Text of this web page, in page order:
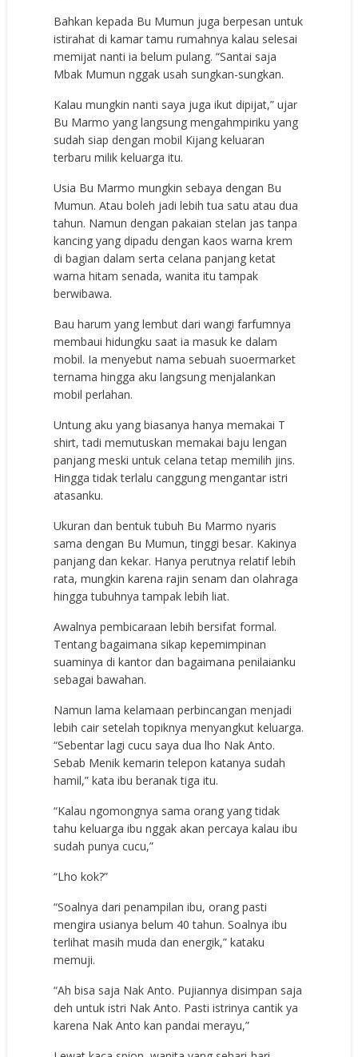
Bahkan kepada Bu Mumun juga berpesan untuk
istirahat di kamar tamu rumahnya kalau selesai
memijat nanti ia belum pulang. “Santai saja
Mbak Mumun nggak usah sungkan-sungkan.
Kalau mungkin nanti saya juga ikut dipijat,” ujar
Bu Marmo yang langsung mengahmpiriku yang
sudah siap dengan mobil Kijang keluaran
terbaru milik keluarga itu.
Usia Bu Marmo mungkin sebaya dengan Bu
Mumun. Atau boleh jadi lebih tua satu atau dua
tahun. Namun dengan pakaian stelan jas tanpa
kancing yang dipadu dengan kaos warna krem
di bagian dalam serta celana panjang ketat
warna hitam senada, wanita itu tampak
berwibawa.
Bau harum yang lembut dari wangi farfumnya
membaui hidungku saat ia masuk ke dalam
mobil. Ia menyebut nama sebuah suoermarket
ternama hingga aku langsung menjalankan
mobil perlahan.
Untung aku yang biasanya hanya memakai T
shirt, tadi memutuskan memakai baju lengan
panjang meski untuk celana tetap memilih jins.
Hingga tidak terlalu canggung mengantar istri
atasanku.
Ukuran dan bentuk tubuh Bu Marmo nyaris
sama dengan Bu Mumun, tinggi besar. Kakinya
panjang dan kekar. Hanya perutnya relatif lebih
rata, mungkin karena rajin senam dan olahraga
hingga tubuhnya tampak lebih liat.
Awalnya pembicaraan lebih bersifat formal.
Tentang bagaimana sikap kepemimpinan
suaminya di kantor dan bagaimana penilaianku
sebagai bawahan.
Namun lama kelamaan perbincangan menjadi
lebih cair setelah topiknya menyangkut keluarga.
“Sebentar lagi cucu saya dua lho Nak Anto.
Sebab Menik kemarin telepon katanya sudah
hamil,” kata ibu beranak tiga itu.
“Kalau ngomongnya sama orang yang tidak
tahu keluarga ibu nggak akan percaya kalau ibu
sudah punya cucu,”
“Lho kok?”
“Soalnya dari penampilan ibu, orang pasti
mengira usianya belum 40 tahun. Soalnya ibu
terlihat masih muda dan energik,” kataku
memuji.
“Ah bisa saja Nak Anto. Pujiannya disimpan saja
deh untuk istri Nak Anto. Pasti istrinya cantik ya
karena Nak Anto kan pandai merayu,”